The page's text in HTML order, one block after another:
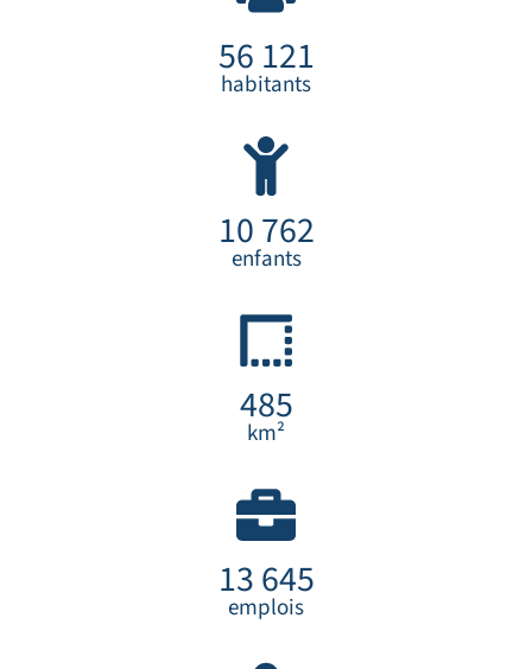
habitants
56 121
enfants
10 762
km²
485
emplois
13 645